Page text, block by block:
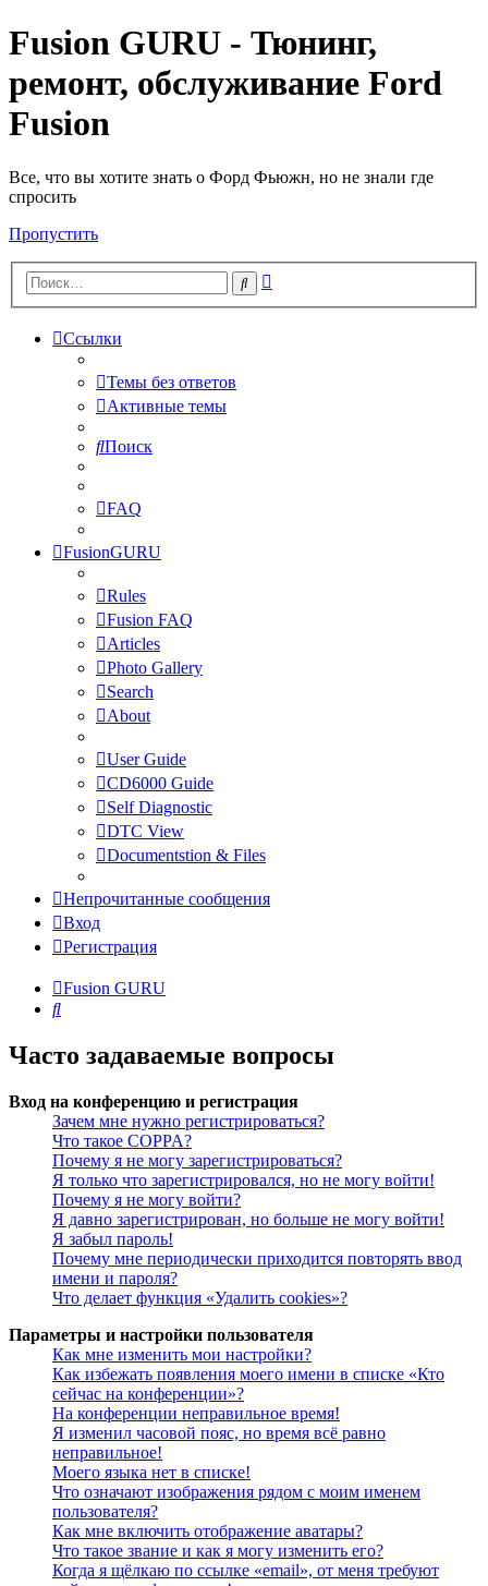
Fusion GURU - Тюнинг,
ремонт, обслуживание Ford
Fusion
Все, что вы хотите знать о Форд Фьюжн, но не знали где
спросить
Пропустить
Поиск
Ссылки
Темы без ответов
Активные темы
Поиск
FAQ
FusionGURU
Rules
Fusion FAQ
Articles
Photo Gallery
Search
About
User Guide
CD6000 Guide
Self Diagnostic
DTC View
Documentstion & Files
Непрочитанные сообщения
Вход
Регистрация
Fusion GURU
Поиск
Часто задаваемые вопросы
Вход на конференцию и регистрация
Зачем мне нужно регистрироваться?
Что такое COPPA?
Почему я не могу зарегистрироваться?
Я только что зарегистрировался, но не могу войти!
Почему я не могу войти?
Я давно зарегистрирован, но больше не могу войти!
Я забыл пароль!
Почему мне периодически приходится повторять ввод
имени и пароля?
Что делает функция «Удалить cookies»?
Параметры и настройки пользователя
Как мне изменить мои настройки?
Как избежать появления моего имени в списке «Кто
сейчас на конференции»?
На конференции неправильное время!
Я изменил часовой пояс, но время всё равно
неправильное!
Моего языка нет в списке!
Что означают изображения рядом с моим именем
пользователя?
Как мне включить отображение аватары?
Что такое звание и как я могу изменить его?
Когда я щёлкаю по ссылке «email», от меня требуют